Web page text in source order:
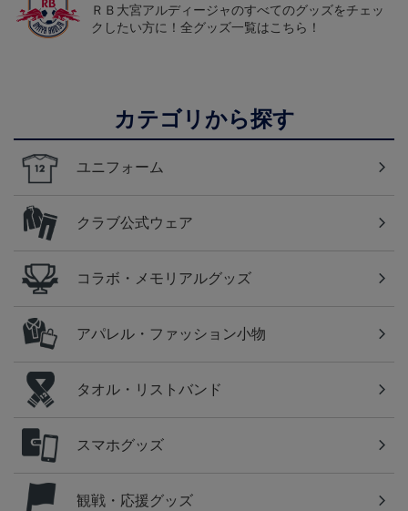
ＲＢ大宮アルディージャのすべてのグッズをチェッ
クしたい方に！全グッズ一覧はこちら！
カテゴリから探す
ユニフォーム
クラブ公式ウェア
コラボ・メモリアルグッズ
アパレル・ファッション小物
タオル・リストバンド
スマホグッズ
観戦・応援グッズ